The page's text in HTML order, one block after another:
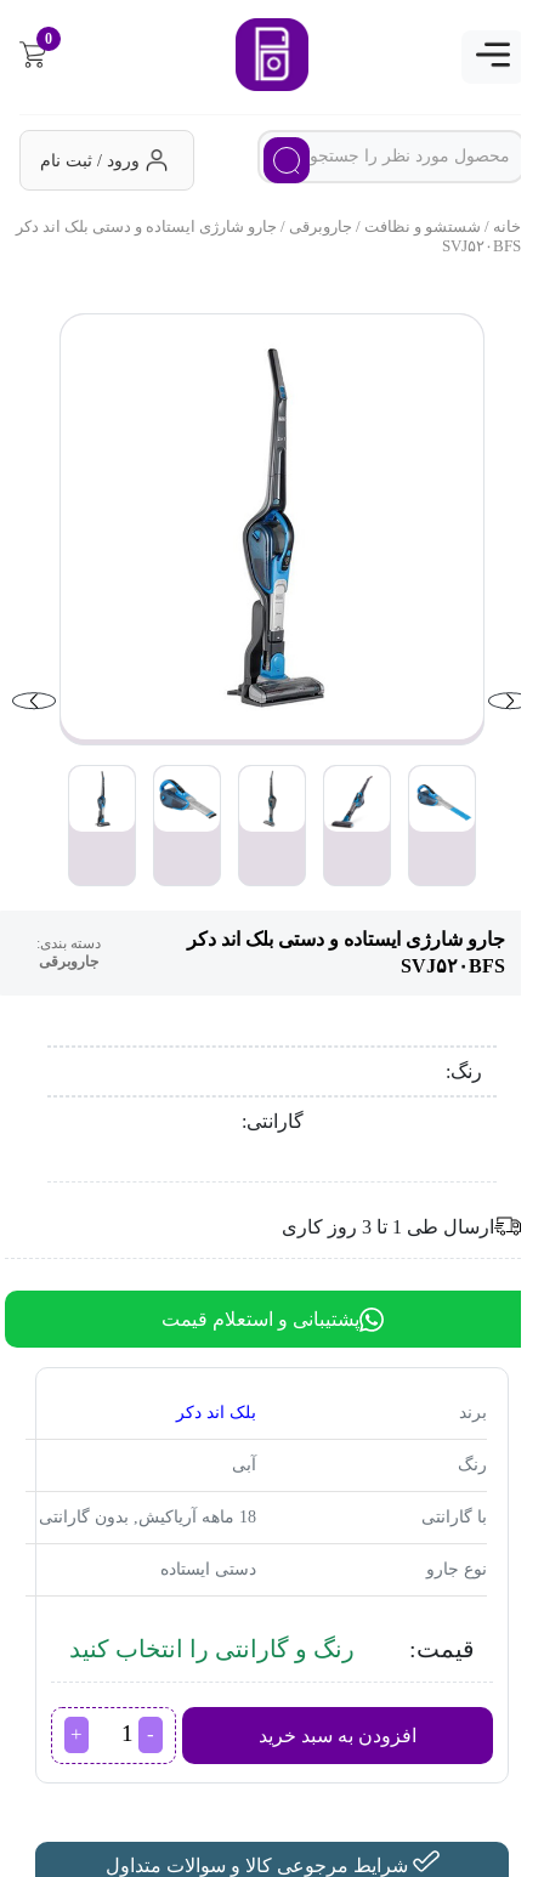
ورود / ثبت نام
خانه/شستشو و نظافت/جاروبرقی / جارو شارژی ایستاده و دستی بلک اند دکر
SVJ۵۲۰BFS
جارو شارژی ایستاده و دستی بلک اند دکر
SVJ۵۲۰BFS
دسته بندی:
جاروبرقی
رنگ:
گارانتی:
ارسال طی 1 تا 3 روز کاری
پشتیبانی و استعلام قیمت
برند بلک اند دکر
رنگ
با گارانتی
نوع جارو دستی ایستاده
قیمت: رنگ و گارانتی را انتخاب کنید
افزودن به سبد خرید
جارو
شارژی
بلک
اند
شرایط مرجوعی کالا و سوالات متداول